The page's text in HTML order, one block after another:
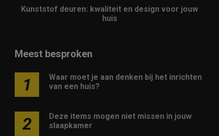
Kunststof deuren: kwaliteit en design voor jouw
huis
Meest besproken
1
Waar moet je aan denken bij het inrichten
van een huis?
2
Deze items mogen niet missen in jouw
slaapkamer